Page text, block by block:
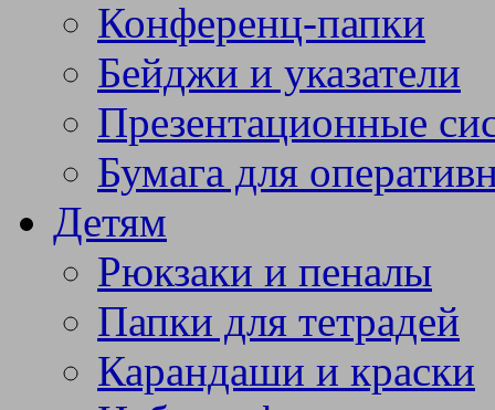
Конференц-папки
Бейджи и указатели
Презентационные
Бумага для
Детям
Рюкзаки и пеналы
Папки для тетрадей
Карандаши и краски